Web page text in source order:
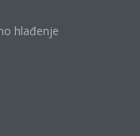
hlađenje